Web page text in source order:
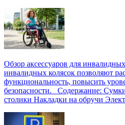
Обзор аксессуаров для
инвалидных колясок позволяют
функциональность, повысить
безопасности. Содержание:
столики Накладки на обручи